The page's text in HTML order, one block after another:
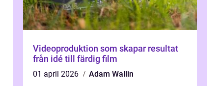
Videoproduktion som skapar resultat
från idé till färdig film
01 april 2026
Adam Wallin